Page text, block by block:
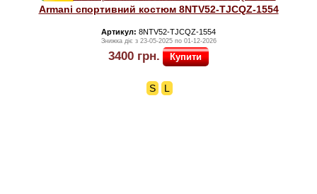
Знижка
60%
Armani спортивний костюм 8NTV52-TJCQZ-1554
Артикул: 8NTV52-TJCQZ-1554
Знижка діє з 23-05-2025 по 01-12-2026
3400 грн. Купити
S L